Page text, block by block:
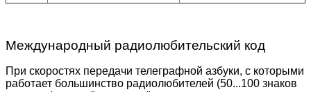
Международный радиолюбительский код
При скоростях передачи телеграфной азбуки, с которыми
работает большинство радиолюбителей (50...100 знаков